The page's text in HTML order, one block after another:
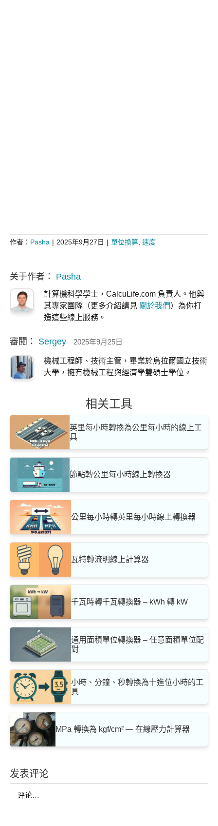
作者： Pasha | 2025年9月27日 | 單位換算 速度
关于作者： Pasha
計算機科學學士，CalcuLife.com 負責人。他與
其專家團隊（更多介紹請見 關於我們）為你打
造這些線上服務。
審閱： Sergey 2025年9月25日
機械工程師、技術主管，畢業於烏拉爾國立技術
大學，擁有機械工程與經濟學雙碩士學位。
相关工具
英里每小時轉換為公里每小時的線上工
具
節點轉公里每小時線上轉換器
公里每小時轉英里每小時線上轉換器
瓦特轉流明線上計算器
千瓦時轉千瓦轉換器 – kWh 轉 kW
通用面積單位轉換器 – 任意面積單位配
對
小時、分鐘、秒轉換為十進位小時的工
具
MPa 轉換為 kgf/cm² — 在線壓力計算器
发表评论